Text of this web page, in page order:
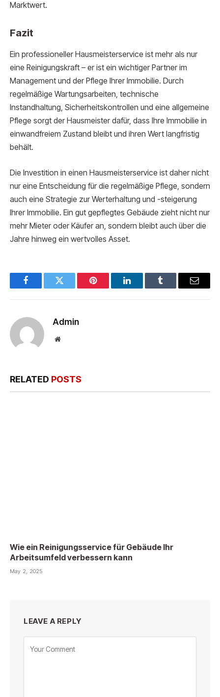
Marktwert.
Fazit
Ein professioneller Hausmeisterservice ist mehr als nur
eine Reinigungskraft – er ist ein wichtiger Partner im
Management und der Pflege Ihrer Immobilie. Durch
regelmäßige Wartungsarbeiten, technische
Instandhaltung, Sicherheitskontrollen und eine allgemeine
Pflege sorgt der Hausmeister dafür, dass Ihre Immobilie in
einwandfreiem Zustand bleibt und ihren Wert langfristig
behält.
Die Investition in einen Hausmeisterservice ist daher nicht
nur eine Entscheidung für die regelmäßige Pflege, sondern
auch eine Strategie zur Werterhaltung und -steigerung
Ihrer Immobilie. Ein gut gepflegtes Gebäude zieht nicht nur
mehr Mieter oder Käufer an, sondern bleibt auch über die
Jahre hinweg ein wertvolles Asset.
FacebookTwitter Pinterest LinkedInTumblr Email
Admin
Website
RELATED POSTS
Wie ein Reinigungsservice für Gebäude Ihr
Arbeitsumfeld verbessern kann
May 2, 2025
LEAVE A REPLY